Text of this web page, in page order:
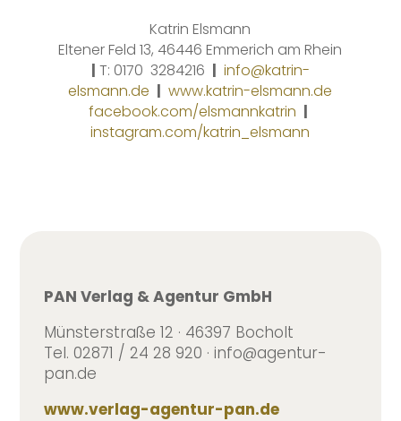
Katrin Elsmann
Eltener Feld 13, 46446 Emmerich am Rhein
| T: 0170 3284216 | info@katrin-
elsmann.de | www.katrin-elsmann.de
facebook.com/elsmannkatrin |
instagram.com/katrin_elsmann
PAN Verlag & Agentur GmbH
Münsterstraße 12 · 46397 Bocholt
Tel. 02871 / 24 28 920 · info@agentur-
pan.de
www.verlag-agentur-pan.de